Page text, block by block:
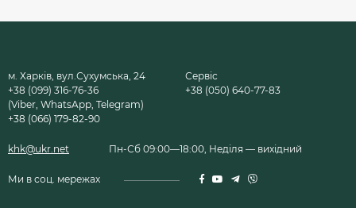
м. Харків, вул.Сухумська, 24
+38 (099) 316-76-36
(Viber, WhatsApp, Telegram)
+38 (066) 179-82-90
Сервіс
+38 (050) 640-77-83
khk@ukr.net Пн-Сб 09:00—18:00, Неділя — вихідний
Ми в соц. мережах